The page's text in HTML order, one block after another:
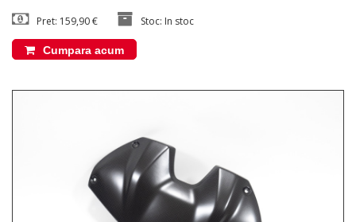
Pret: 159,90 € Stoc: In stoc
Cumpara acum